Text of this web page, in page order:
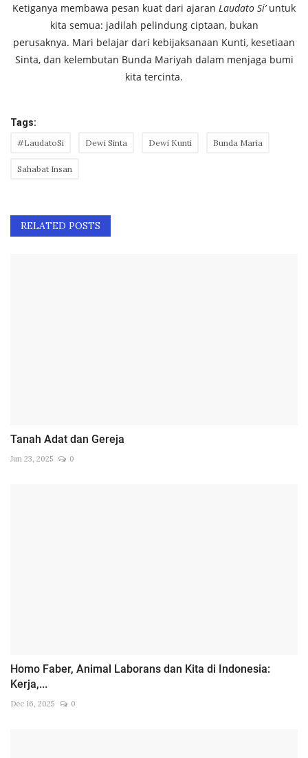
Ketiganya membawa pesan kuat dari ajaran Laudato Si’untuk
kita semua: jadilah pelindung ciptaan, bukan
perusaknya. Mari belajar dari kebijaksanaan Kunti, kesetiaan
Sinta, dan kelembutan Bunda Mariyah dalam menjaga bumi
kita tercinta.
Tags:
#LaudatoSi Dewi Sinta Dewi Kunti Bunda Maria
Sahabat Insan
RELATED POSTS
Tanah Adat dan Gereja
Jun 23, 2025 0
Homo Faber, Animal Laborans dan Kita di Indonesia:
Kerja,...
Dec 16, 2025 0